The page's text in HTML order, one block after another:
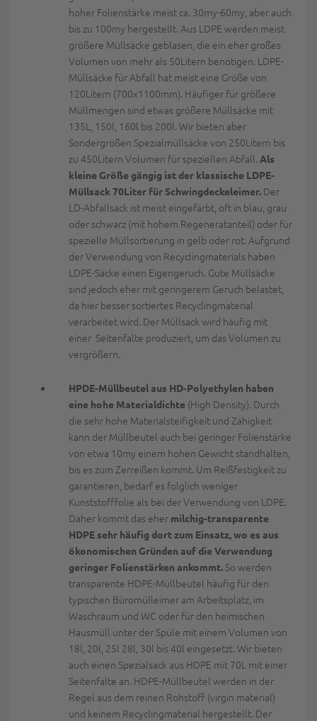
hoher Folienstärke meist ca. 30my-60my, aber auch
bis zu 100my hergestellt. Aus LDPE werden meist
größere Müllsäcke geblasen, die ein eher großes
Volumen von mehr als 50Litern benötigen. LDPE-
Müllsäcke für Abfall hat meist eine Größe von
120Litern (700x1100mm). Häufiger für größere
Müllmengen sind etwas größere Müllsäcke mit
135L, 150l, 160l bis 200l. Wir bieten aber
Sondergrößen Spezialmüllsäcke von 250Litern bis
zu 450Litern Volumen für speziellen Abfall. Als
kleine Größe gängig ist der klassische LDPE-
Müllsack 70Liter für Schwingdeckeleimer. Der
LD-Abfallsack ist meist eingefärbt, oft in blau, grau
oder schwarz (mit hohem Regeneratanteil) oder für
spezielle Müllsortierung in gelb oder rot. Aufgrund
der Verwendung von Recyclingmaterials haben
LDPE-Säcke einen Eigengeruch. Gute Müllsäcke
sind jedoch eher mit geringerem Geruch belastet,
da hier besser sortiertes Recyclingmaterial
verarbeitet wird. Der Müllsack wird häufig mit
einer Seitenfalte produziert, um das Volumen zu
vergrößern.
HPDE-Müllbeutel aus HD-Polyethylen haben
eine hohe Materialdichte (High Density). Durch
die sehr hohe Materialsteifigkeit und Zähigkeit
kann der Müllbeutel auch bei geringer Folienstärke
von etwa 10my einem hohen Gewicht standhalten,
bis es zum Zerreißen kommt. Um Reißfestigkeit zu
garantieren, bedarf es folglich weniger
Kunststofffolie als bei der Verwendung von LDPE.
Daher kommt das eher milchig-transparente
HDPE sehr häufig dort zum Einsatz, wo es aus
ökonomischen Gründen auf die Verwendung
geringer Folienstärken ankommt. So werden
transparente HDPE-Müllbeutel häufig für den
typischen Büromülleimer am Arbeitsplatz, im
Waschraum und WC oder für den heimischen
Hausmüll unter der Spüle mit einem Volumen von
18l, 20l, 25l 28l, 30l bis 40l eingesetzt. Wir bieten
auch einen Spezialsack aus HDPE mit 70L mit einer
Seitenfalte an. HDPE-Müllbeutel werden in der
Regel aus dem reinen Rohstoff (virgin material)
und keinem Recyclingmaterial hergestellt. Der